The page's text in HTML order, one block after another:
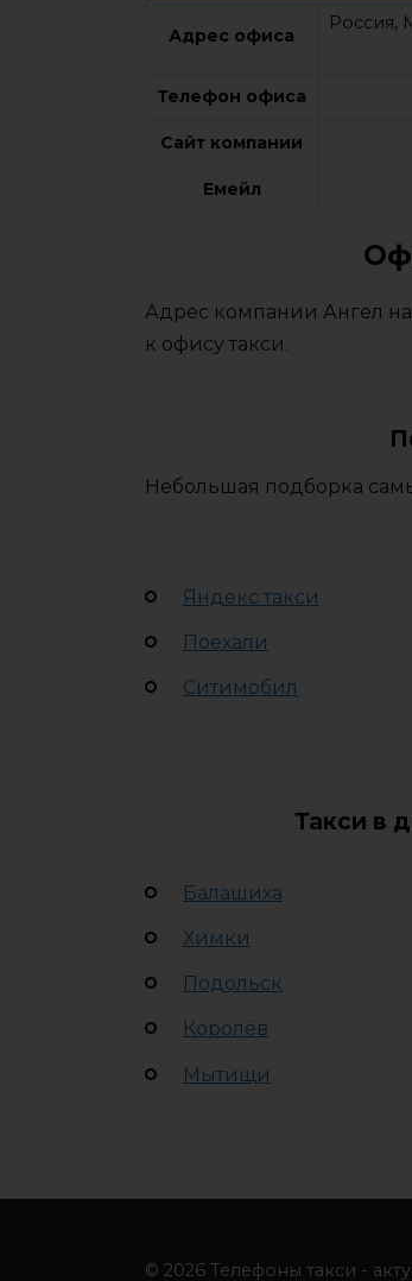
Адрес офиса
Россия,
Телефон офиса
Сайт компании
Емейл
Адрес компании Ангел
к офису такси.
Небольшая подборка
Яндекс такси
Поехали
Ситимобил
Такси в
Балашиха
Химки
Подольск
Королёв
Мытищи
© 2026 Телефоны такси -